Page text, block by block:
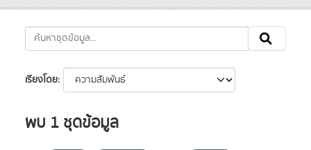
เรียงโดย
พบ 1 ชุดข้อมูล